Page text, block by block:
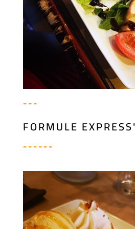
---
FORMULE EXPRESS'
------